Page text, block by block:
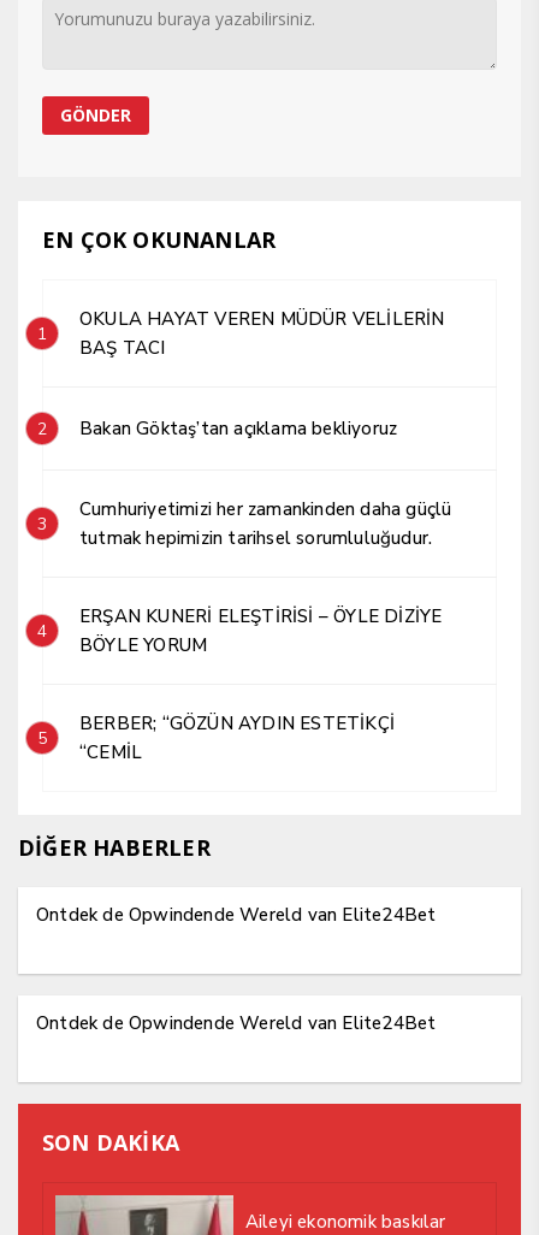
EN ÇOK OKUNANLAR
1
OKULA HAYAT VEREN MÜDÜR VELİLERİN
BAŞ TACI
2 Bakan Göktaş’tan açıklama bekliyoruz
3
Cumhuriyetimizi her zamankinden daha güçlü
tutmak hepimizin tarihsel sorumluluğudur.
4
ERŞAN KUNERİ ELEŞTİRİSİ – ÖYLE DİZİYE
BÖYLE YORUM
5
BERBER; “GÖZÜN AYDIN ESTETİKÇİ
“CEMİL
DİĞER HABERLER
Ontdek de Opwindende Wereld van Elite24Bet
Ontdek de Opwindende Wereld van Elite24Bet
SON DAKİKA
Aileyi ekonomik baskılar